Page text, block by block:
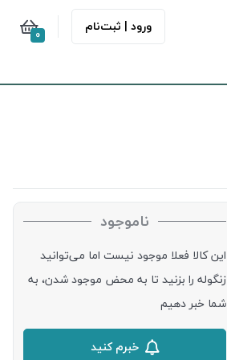
ورود | ثبت‌نام 0
ناموجود
این کالا فعلا موجود نیست اما می‌توانید
زنگوله را بزنید تا به محض موجود شدن، به
شما خبر دهیم
خبرم کنید